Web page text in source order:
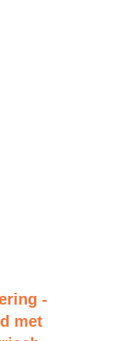
-
met